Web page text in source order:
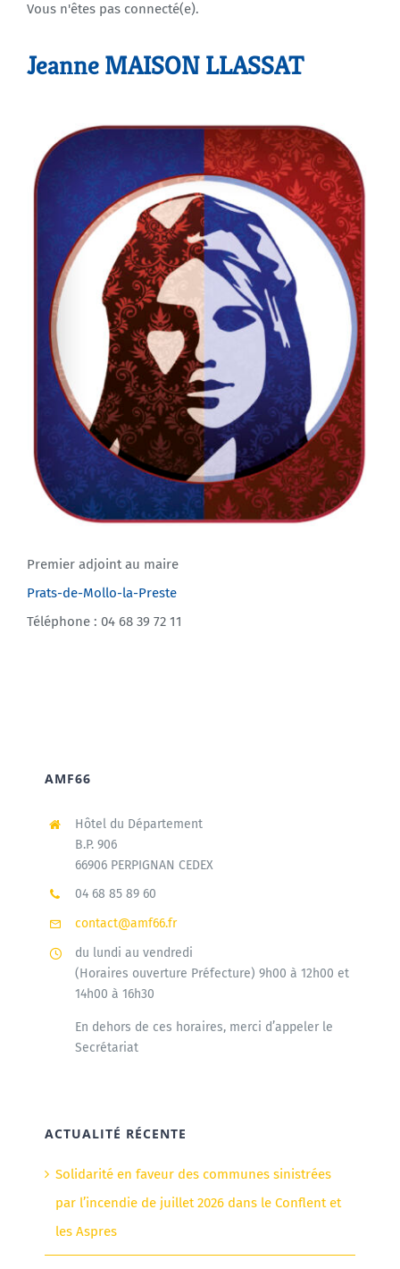
Agenda
Vous n'êtes pas connecté(e).
Jeanne MAISON LLASSAT
Premier adjoint au maire
Prats-de-Mollo-la-Preste
Téléphone : 04 68 39 72 11
AMF66
Hôtel du Département
B.P. 906
66906 PERPIGNAN CEDEX
04 68 85 89 60
contact@amf66.fr
du lundi au vendredi
(Horaires ouverture Préfecture) 9h00 à 12h00 et
14h00 à 16h30
En dehors de ces horaires, merci d’appeler le
Secrétariat
ACTUALITÉ RÉCENTE
Solidarité en faveur des communes sinistrées
par l’incendie de juillet 2026 dans le Conflent et
les Aspres